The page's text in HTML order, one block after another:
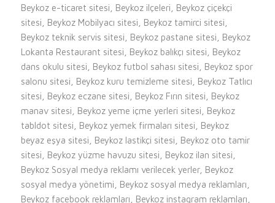
Beykoz e-ticaret sitesi, Beykoz ilçeleri, Beykoz çiçekçi
sitesi, Beykoz Mobilyacı sitesi, Beykoz tamirci sitesi,
Beykoz teknik servis sitesi, Beykoz pastane sitesi, Beykoz
Lokanta Restaurant sitesi, Beykoz balıkçı sitesi, Beykoz
dans okulu sitesi, Beykoz futbol sahası sitesi, Beykoz spor
salonu sitesi, Beykoz kuru temizleme sitesi, Beykoz Tatlıcı
sitesi, Beykoz eczane sitesi, Beykoz Fırın sitesi, Beykoz
manav sitesi, Beykoz yeme içme yerleri sitesi, Beykoz
tabldot sitesi, Beykoz yemek firmaları sitesi, Beykoz
beyaz eşya sitesi, Beykoz lastikçi sitesi, Beykoz oto tamir
sitesi, Beykoz yüzme havuzu sitesi, Beykoz ilan sitesi,
Beykoz Sosyal medya reklamı verilecek yerler, Beykoz
sosyal medya yönetimi, Beykoz sosyal medya reklamları,
Beykoz facebook reklamları, Beykoz instagram reklamları,